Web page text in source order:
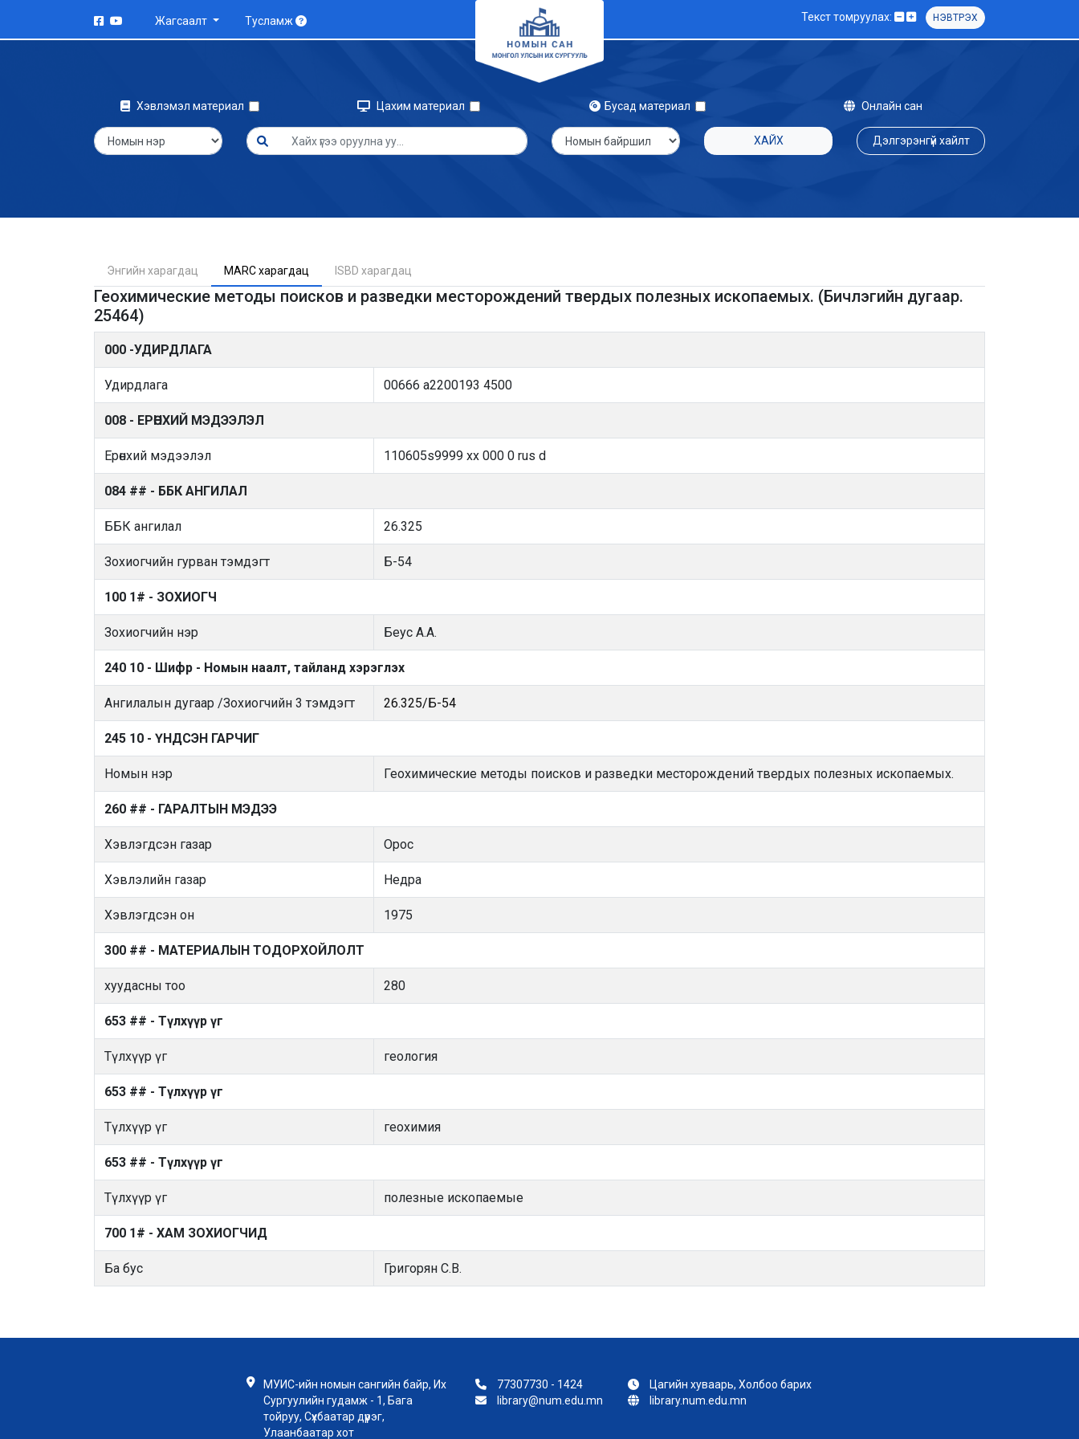
Жагсаалт Тусламж Текст томруулах: НЭВТРЭХ
Хэвлэмэл материал Цахим материал Бусад материал Онлайн сан
ХАЙХ Дэлгэрэнгүй хайлт
Энгийн харагдац MARC харагдац ISBD харагдац
Геохимические методы поисков и разведки месторождений твердых полезных ископаемых. (Бичлэгийн дугаар.
25464)
000 -УДИРДЛАГА
Удирдлага 00666 a2200193 4500
008 - ЕРӨНХИЙ МЭДЭЭЛЭЛ
Ерөнхий мэдээлэл 110605s9999 xx 000 0 rus d
084 ## - ББК АНГИЛАЛ
ББК ангилал 26.325
Зохиогчийн гурван тэмдэгт Б-54
100 1# - ЗОХИОГЧ
Зохиогчийн нэр Беус А.А.
240 10 - Шифр - Номын наалт, тайланд хэрэглэх
Ангилалын дугаар /Зохиогчийн 3 тэмдэгт 26.325/Б-54
245 10 - ҮНДСЭН ГАРЧИГ
Номын нэр Геохимические методы поисков и разведки месторождений твердых полезных ископаемых.
260 ## - ГАРАЛТЫН МЭДЭЭ
Хэвлэгдсэн газар Орос
Хэвлэлийн газар Недра
Хэвлэгдсэн он 1975
300 ## - МАТЕРИАЛЫН ТОДОРХОЙЛОЛТ
хуудасны тоо 280
653 ## - Түлхүүр үг
Түлхүүр үг геология
653 ## - Түлхүүр үг
Түлхүүр үг геохимия
653 ## - Түлхүүр үг
Түлхүүр үг полезные ископаемые
700 1# - ХАМ ЗОХИОГЧИД
Ба бус Григорян С.В.
МУИС-ийн номын сангийн байр, Их
Сургуулийн гудамж - 1, Бага
тойруу, Сүхбаатар дүүрэг,
Улаанбаатар хот
77307730 - 1424
library@num.edu.mn
Цагийн хуваарь, Холбоо барих
library.num.edu.mn